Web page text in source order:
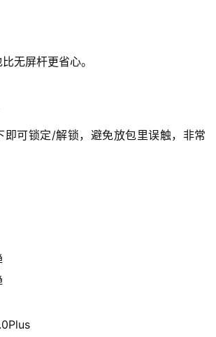
无屏杆更省心。
即可锁定/解锁，避免放包里误触，非常